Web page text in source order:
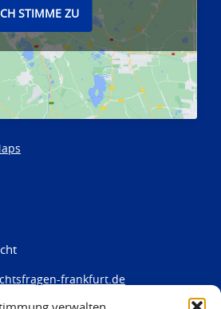
STIMME ZU
frankfurt.de